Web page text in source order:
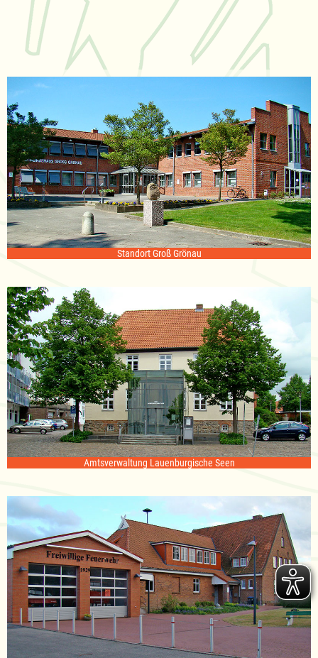
Standort Groß Grönau
Amtsverwaltung Lauenburgische Seen